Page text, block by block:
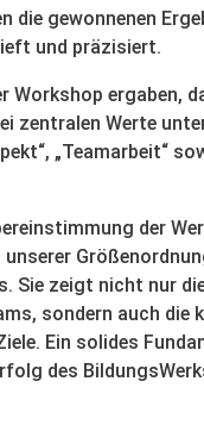
die gewonnenen
und präzisiert.
Workshop ergaben,
zentralen Werte
„Teamarbeit“
der
Sie zeigt nicht nur
sondern auch
Ein solides
des